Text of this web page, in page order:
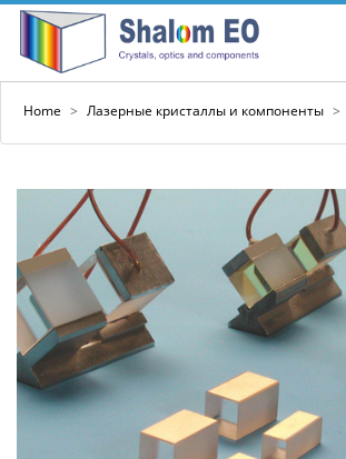
Home > Лазерные кристаллы и компоненты >